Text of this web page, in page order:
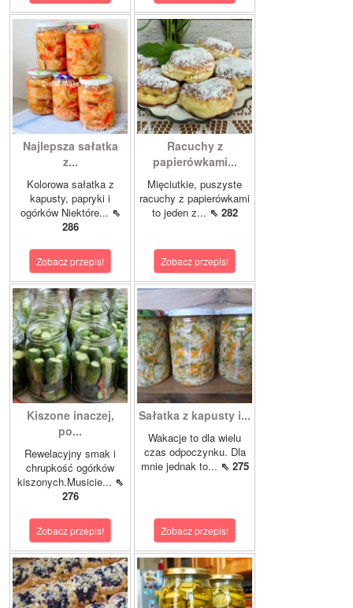
Najlepsza sałatka
z...
Kolorowa sałatka z
kapusty, papryki i
ogórków Niektóre... ⇖
286
Zobacz przepis!
Racuchy z
papierówkami...
Mięciutkie, puszyste
racuchy z papierówkami
to jeden z... ⇖ 282
Zobacz przepis!
Kiszone inaczej,
po...
Rewelacyjny smak i
chrupkość ogórków
kiszonych.Musicie... ⇖
276
Zobacz przepis!
Sałatka z kapusty i...
Wakacje to dla wielu
czas odpoczynku. Dla
mnie jednak to... ⇖ 275
Zobacz przepis!